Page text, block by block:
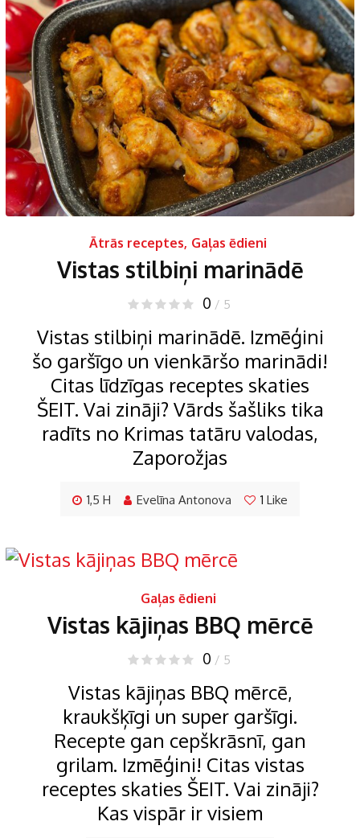
Ātrās receptes, Gaļas ēdieni
Vistas stilbiņi marinādē
0 / 5
Vistas stilbiņi marinādē. Izmēģini
šo garšīgo un vienkāršo marinādi!
Citas līdzīgas receptes skaties
ŠEIT. Vai zināji? Vārds šašliks tika
radīts no Krimas tatāru valodas,
Zaporožjas
1,5 H Evelīna Antonova 1 Like
Gaļas ēdieni
Vistas kājiņas BBQ mērcē
0 / 5
Vistas kājiņas BBQ mērcē,
kraukšķīgi un super garšīgi.
Recepte gan cepškrāsnī, gan
grilam. Izmēģini! Citas vistas
receptes skaties ŠEIT. Vai zināji?
Kas vispār ir visiem